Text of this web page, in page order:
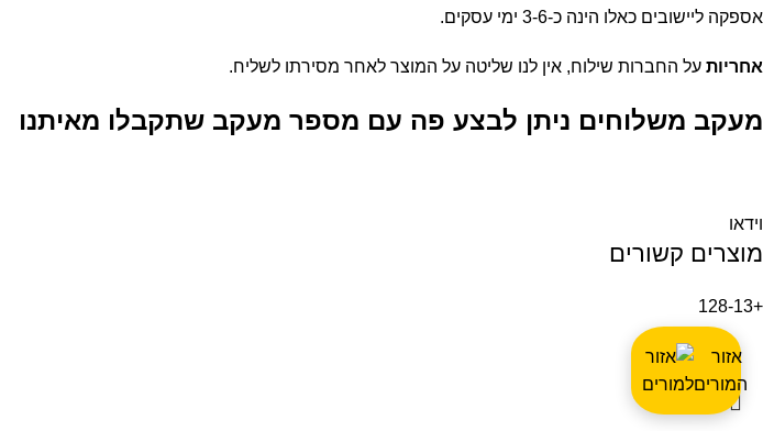
אזור
המורים
אספקה ליישובים כאלו הינה כ-3-6 ימי עסקים.
אחריות על החברות שילוח, אין לנו שליטה על המוצר לאחר מסירתו לשליח.
מעקב משלוחים ניתן לבצע פה עם מספר מעקב שתקבלו מאיתנו
וידאו
מוצרים קשורים
+12
8-13